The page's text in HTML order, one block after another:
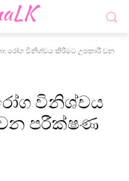
රෝග විනිශ්චය කිරීමට උපකාරී වන
විනිශ්චය
පරීක්ෂණ